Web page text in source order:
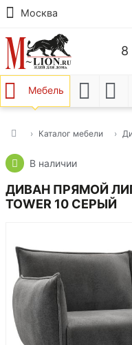
Москва
8
Мебель
Каталог мебели
В наличии
ДИВАН ПРЯМОЙ
TOWER 10 СЕРЫЙ